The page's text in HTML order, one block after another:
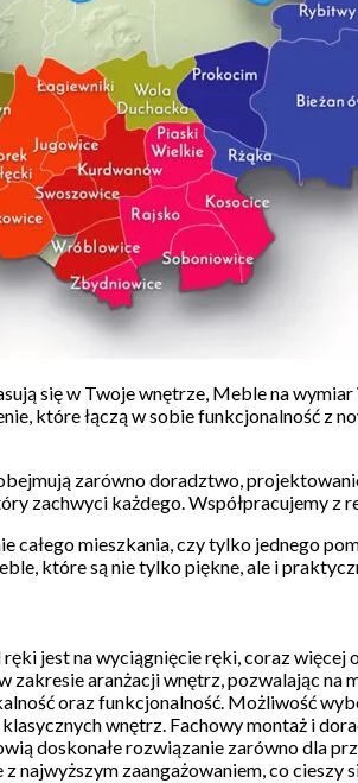
się w Twoje wnętrze, Meble na
które łączą w sobie funkcjonalność z
zarówno doradztwo,
zachwyci każdego. Współpracujemy
całego mieszkania, czy tylko jednego
które są nie tylko piękne, ale i
jest na wyciągnięcie ręki, coraz
zakresie aranżacji wnętrz, pozwalając
oraz funkcjonalność. Możliwość
wnętrz. Fachowy montaż i
doskonałe rozwiązanie zarówno dla
najwyższym zaangażowaniem, co